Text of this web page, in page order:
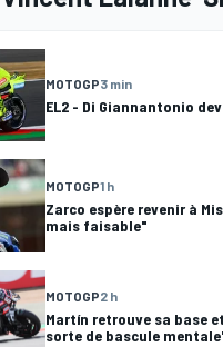
MOTOGP3 min
EL2 - Di Giannantonio
MOTOGP1 h
Zarco espère revenir à
mais faisable"
MOTOGP2 h
Martín retrouve sa base
sorte de bascule